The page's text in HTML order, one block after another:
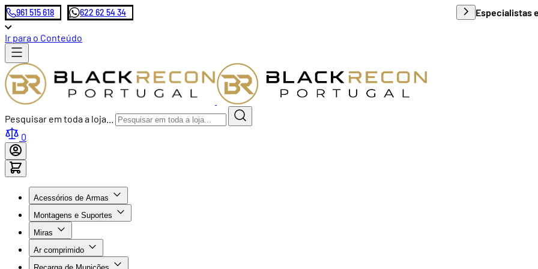
Apoio ao cliente
961 515 618 622 62 54 34
Ir para o Conteúdo
Pesquisar em toda a loja...
0
Acessórios de Armas
Montagens e Suportes
Miras
Ar comprimido